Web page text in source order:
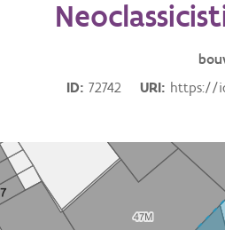
ID
72742 URI https://